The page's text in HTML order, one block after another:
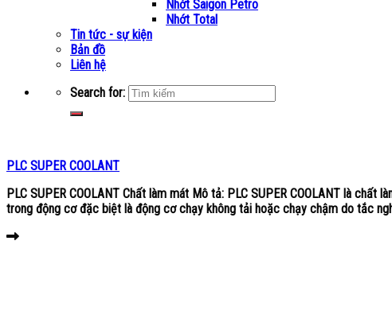
Nhớt Saigon Petro
Nhớt Total
Tin tức - sự kiện
Bản đồ
Liên hệ
Search for:
PLC SUPER COOLANT
PLC SUPER COOLANT Chất làm mát Mô tả: PLC SUPER COOLANT là
trong động cơ đặc biệt là động cơ chạy không tải hoặc chạy chậm do tắc